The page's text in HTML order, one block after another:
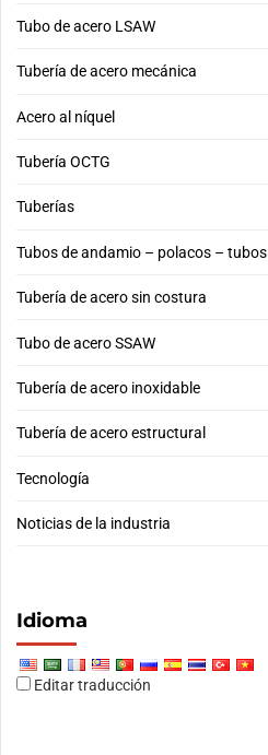
Tubo de acero LSAW
Tubería de acero mecánica
Acero al níquel
Tubería OCTG
Tuberías
Tubos de andamio – polacos – tubos
Tubería de acero sin costura
Tubo de acero SSAW
Tubería de acero inoxidable
Tubería de acero estructural
Tecnología
Noticias de la industria
Idioma
Editar traducción